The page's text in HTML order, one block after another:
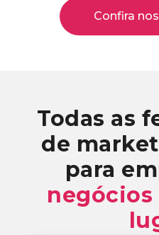
Confira
Todas as
de
para
negócios